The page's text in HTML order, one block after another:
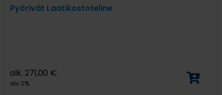
Pyörivät Laatikostoteline
alk. 271,00 €
alv 0%